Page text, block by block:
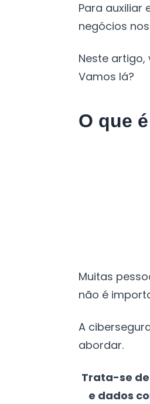
Para auxiliar
negócios
Neste
Vamos lá?
O que
Muitas
não é
A
abordar.
Trata-se
e dados